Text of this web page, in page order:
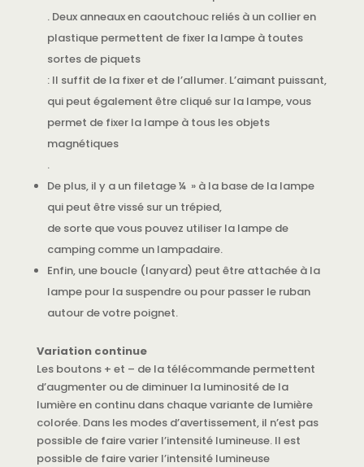
. Deux anneaux en caoutchouc reliés à un collier en
plastique permettent de fixer la lampe à toutes
sortes de piquets
: Il suffit de la fixer et de l’allumer. L’aimant puissant,
qui peut également être cliqué sur la lampe, vous
permet de fixer la lampe à tous les objets
magnétiques
.
De plus, il y a un filetage ¼ » à la base de la lampe
qui peut être vissé sur un trépied,
de sorte que vous pouvez utiliser la lampe de
camping comme un lampadaire.
Enfin, une boucle (lanyard) peut être attachée à la
lampe pour la suspendre ou pour passer le ruban
autour de votre poignet.
Variation continue
Les boutons + et – de la télécommande permettent
d’augmenter ou de diminuer la luminosité de la
lumière en continu dans chaque variante de lumière
colorée. Dans les modes d’avertissement, il n’est pas
possible de faire varier l’intensité lumineuse. Il est
possible de faire varier l’intensité lumineuse